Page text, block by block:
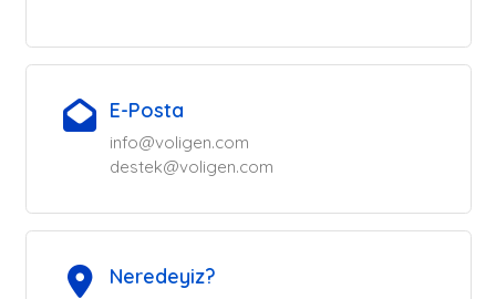
E-Posta
info@voligen.com
destek@voligen.com
Neredeyiz?